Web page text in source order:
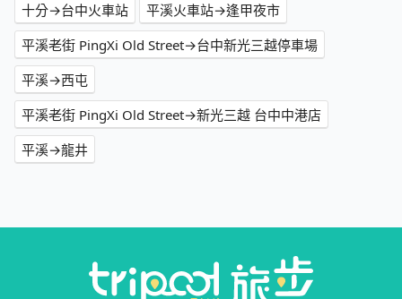
十分→台中火車站
平溪火車站→逢甲夜市
平溪老街 PingXi Old Street→台中新光三越停車場
平溪→西屯
平溪老街 PingXi Old Street→新光三越 台中中港店
平溪→龍井